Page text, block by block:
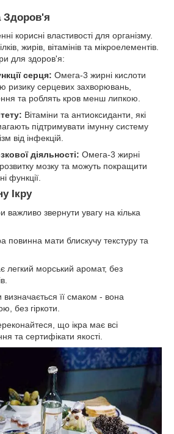
Здоров'я
корисні властивості для організму.
жирів, вітамінів та мікроелементів.
для здоров'я:
серця: Омега-3 жирні кислоти
ризику серцевих захворювань,
та роблять кров менш липкою.
Вітаміни та антиоксиданти, які
підтримувати імунну систему
від інфекцій.
діяльності: Омега-3 жирні
мозку та можуть покращити
функції.
Ікру
важливо звернути увагу на кілька
повинна мати блискучу текстуру та
легкий морський аромат, без
визначається її смаком - вона
без гіркоти.
що ікра має всі
та сертифікати якості.